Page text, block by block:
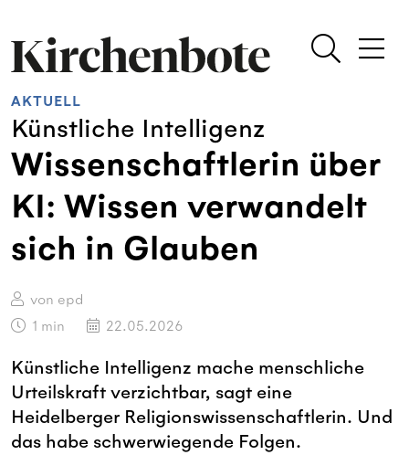
AKTUELL
Künstliche Intelligenz
Wissenschaftlerin über
KI: Wissen verwandelt
sich in Glauben
von epd
1 min 22.05.2026
Künstliche Intelligenz mache menschliche
Urteilskraft verzichtbar, sagt eine
Heidelberger Religionswissenschaftlerin. Und
das habe schwerwiegende Folgen.